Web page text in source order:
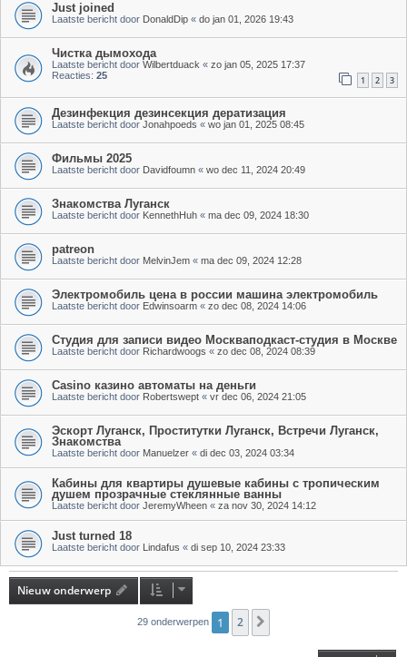
Just joined
Laatste bericht door DonaldDip « do jan 01, 2026 19:43
Чистка дымохода
Laatste bericht door Wilbertduack « zo jan 05, 2025 17:37
Reacties: 25 1 2 3
Дезинфекция дезинсекция дератизация
Laatste bericht door Jonahpoeds « wo jan 01, 2025 08:45
Фильмы 2025
Laatste bericht door Davidfoumn « wo dec 11, 2024 20:49
Знакомства Луганск
Laatste bericht door KennethHuh « ma dec 09, 2024 18:30
patreon
Laatste bericht door MelvinJem « ma dec 09, 2024 12:28
Электромобиль цена в россии машина электромобиль
Laatste bericht door Edwinsoarm « zo dec 08, 2024 14:06
Студия для записи видео Москваподкаст-студия в Москве
Laatste bericht door Richardwoogs « zo dec 08, 2024 08:39
Casino казино автоматы на деньги
Laatste bericht door Robertswept « vr dec 06, 2024 21:05
Эскорт Луганск, Проститутки Луганск, Встречи Луганск,
Знакомства
Laatste bericht door Manuelzer « di dec 03, 2024 03:34
Кабины для квартиры душевые кабины с тропическим
душем прозрачные стеклянные ванны
Laatste bericht door JeremyWheen « za nov 30, 2024 14:12
Just turned 18
Laatste bericht door Lindafus « di sep 10, 2024 23:33
Nieuw onderwerp
29 onderwerpen 1 2